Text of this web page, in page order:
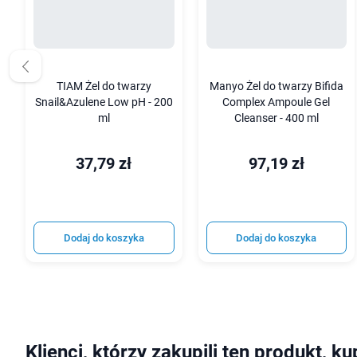
TIAM Żel do twarzy
Snail&Azulene Low pH - 200
ml
37,79 zł
Dodaj do koszyka
Manyo Żel do twarzy Bifida
Complex Ampoule Gel
Cleanser - 400 ml
97,19 zł
Dodaj do koszyka
Klienci, którzy zakupili ten produkt,